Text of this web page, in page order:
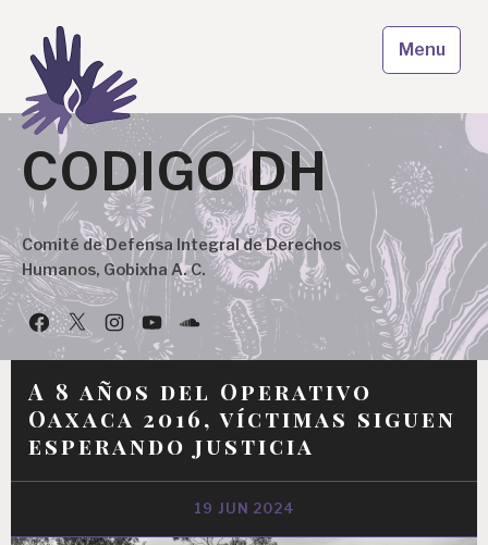
content
CODIGO DH
Comité de Defensa Integral de Derechos
Humanos, Gobixha A. C.
FacebookTwitterInstagramYouTubePodcast
Menu
A 8 años del Operativo
Oaxaca 2016, víctimas siguen
esperando justicia
19 JUN 2024